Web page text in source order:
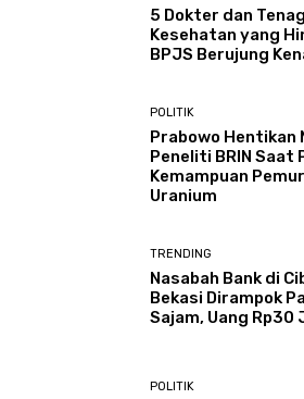
5 Dokter dan
Kesehatan yang
BPJS Berujung
POLITIK
Prabowo Hentikan
Peneliti BRIN Saat
Kemampuan
Uranium
TRENDING
Nasabah Bank di
Bekasi Dirampok
Sajam, Uang Rp30
POLITIK